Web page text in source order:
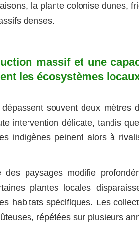
la plante colonise dunes,
denses.
massif et une
les écosystèmes
souvent deux mètres
intervention délicate, tandis
indigènes peinent alors à
des paysages modifie
plantes locales
habitats spécifiques. Les
répétées sur plusieurs